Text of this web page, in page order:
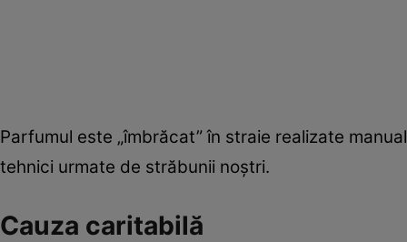
Parfumul este „îmbrăcat” în straie realizate
tehnici urmate de străbunii noştri.
Cauza caritabilă